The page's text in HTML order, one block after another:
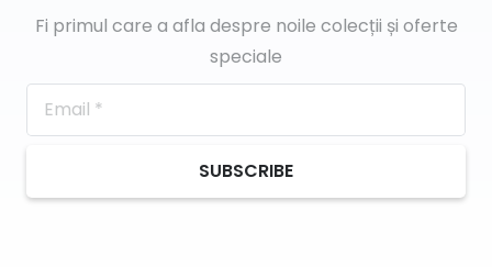
Fi primul care a afla despre noile colecții și oferte
speciale
SUBSCRIBE